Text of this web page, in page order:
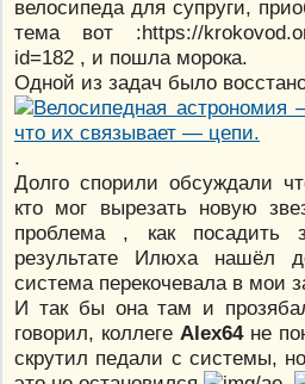
велосипеда для супруги,
тема вот :https://
id=182 , и пошла морока.
Одной из задач было
.
Долго спорили обсуждали
кто мог вырезать новую
проблема , как посадить
результате Илюха нашёл
система перекочевала в мои
И так бы она там и
говорил, коллеге Alex64не
скрутил педали с системы,